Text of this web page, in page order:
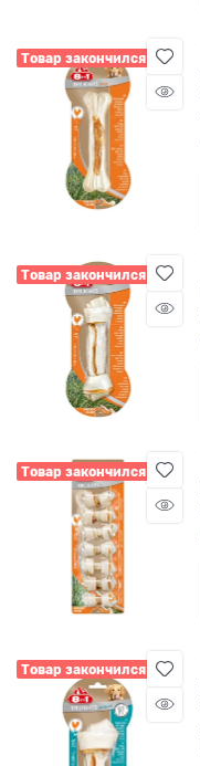
Товар закончился
Товар закончился
Товар закончился
Товар закончился